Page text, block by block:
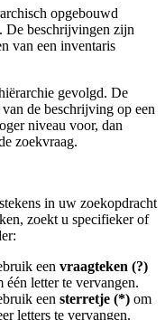
opgebouwd
De beschrijvingen zijn
van een inventaris
gevolgd. De
de beschrijving op een
niveau voor, dan
zoekvraag.
in uw zoekopdracht
zoekt u specifieker of
een vraagteken (?)
één letter te vervangen.
een sterretje (*) om
letters te vervangen.